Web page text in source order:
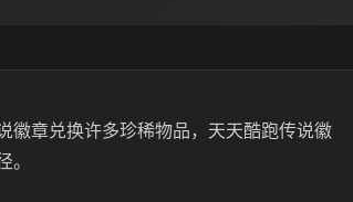
徽章兑换许多珍稀物品，天天酷跑传说徽